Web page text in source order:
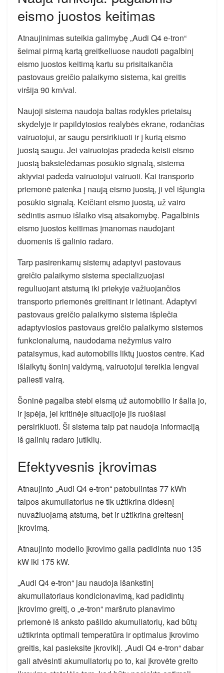
eismo juostos keitimas
Atnaujinimas suteikia galimybę „Audi Q4 e-tron“
šeimai pirmą kartą greitkeliuose naudoti pagalbinį
eismo juostos keitimą kartu su prisitaikančia
pastovaus greičio palaikymo sistema, kai greitis
viršija 90 km/val.
Naujoji sistema naudoja baltas rodykles prietaisų
skydelyje ir papildytosios realybės ekrane, rodančias
vairuotojui, ar saugu persirikiuoti ir į kurią eismo
juostą saugu. Jei vairuotojas pradeda keisti eismo
juostą bakstelėdamas posūkio signalą, sistema
aktyviai padeda vairuotojui vairuoti. Kai transporto
priemonė patenka į naują eismo juostą, ji vėl išjungia
posūkio signalą. Keičiant eismo juostą, už vairo
sėdintis asmuo išlaiko visą atsakomybę. Pagalbinis
eismo juostos keitimas įmanomas naudojant
duomenis iš galinio radaro.
Tarp pasirenkamų sistemų adaptyvi pastovaus
greičio palaikymo sistema specializuojasi
reguliuojant atstumą iki priekyje važiuojančios
transporto priemonės greitinant ir lėtinant. Adaptyvi
pastovaus greičio palaikymo sistema išplečia
adaptyviosios pastovaus greičio palaikymo sistemos
funkcionalumą, naudodama nežymius vairo
pataisymus, kad automobilis liktų juostos centre. Kad
išlaikytų šoninį valdymą, vairuotojui tereikia lengvai
paliesti vairą.
Šoninė pagalba stebi eismą už automobilio ir šalia jo,
ir įspėja, jei kritinėje situacijoje jis ruošiasi
persirikiuoti. Ši sistema taip pat naudoja informaciją
iš galinių radaro jutiklių.
Efektyvesnis įkrovimas
Atnaujinto „Audi Q4 e-tron“ patobulintas 77 kWh
talpos akumuliatorius ne tik užtikrina didesnį
nuvažiuojamą atstumą, bet ir užtikrina greitesnį
įkrovimą.
Atnaujinto modelio įkrovimo galia padidinta nuo 135
kW iki 175 kW.
„Audi Q4 e-tron“ jau naudoja išankstinį
akumuliatoriaus kondicionavimą, kad padidintų
įkrovimo greitį, o „e-tron“ maršruto planavimo
priemonė iš anksto pašildo akumuliatorių, kad būtų
užtikrinta optimali temperatūra ir optimalus įkrovimo
greitis, kai pasieksite įkroviklį. „Audi Q4 e-tron“ dabar
gali atvėsinti akumuliatorių po to, kai įkrovėte greito